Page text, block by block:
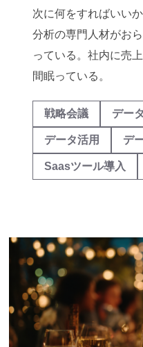
次に何をすればいい
分析の専門人材がお
っている。社内に売
間眠っている。
戦略会議 デー
データ活用 デ
Saasツール導入